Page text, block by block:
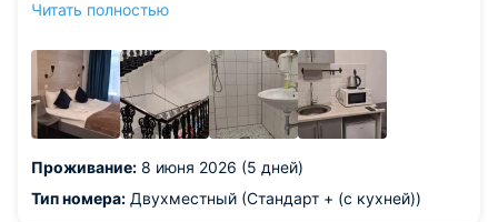
довольны!!! Рядом с отелем много прод магазинов,
городе! Девочкам на ресепшене отдельное спасибо .
Приветливые, общительные, очень позитивные! Нас все
устроило! Спасибо большое
Читать полностью
Проживание: 8 июня 2026 (5 дней)
Тип номера: Двухместный (Стандарт + (с кухней))